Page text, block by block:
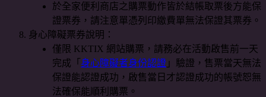
於全家便利商店之購票動作皆於結帳取票後方能保
證票券，請注意單憑列印繳費單無法保證其票券。
身心障礙票券說明：
僅限 KKTIX 網站購票，請務必在活動啟售前一天
完成「 身心障礙者身份認證 」驗證，售票當天無法
保證能認證成功，啟售當日才認證成功的帳號恕無
法確保能順利購票。